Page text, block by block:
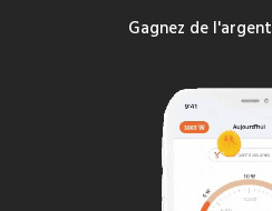
Gagnez de l'argent